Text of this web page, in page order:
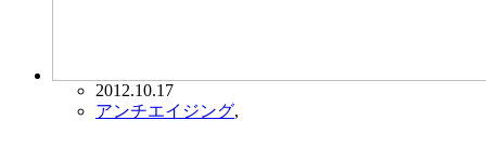
2012.10.17
アンチエイジング,